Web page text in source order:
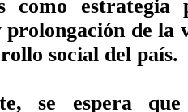
como
de la
social del país.
se espera